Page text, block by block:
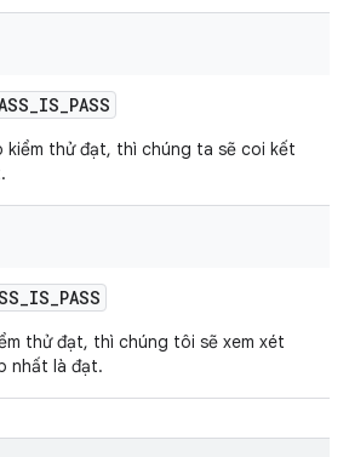
_IS_PASS
kiểm thử đạt, thì chúng ta sẽ coi kết
_IS_PASS
thử đạt, thì chúng tôi sẽ xem xét
nhất là đạt.